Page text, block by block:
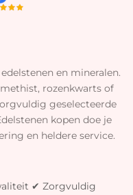
en mineralen.
rozenkwarts of
geselecteerde
kopen doe je
en heldere service.
✔ Zorgvuldig